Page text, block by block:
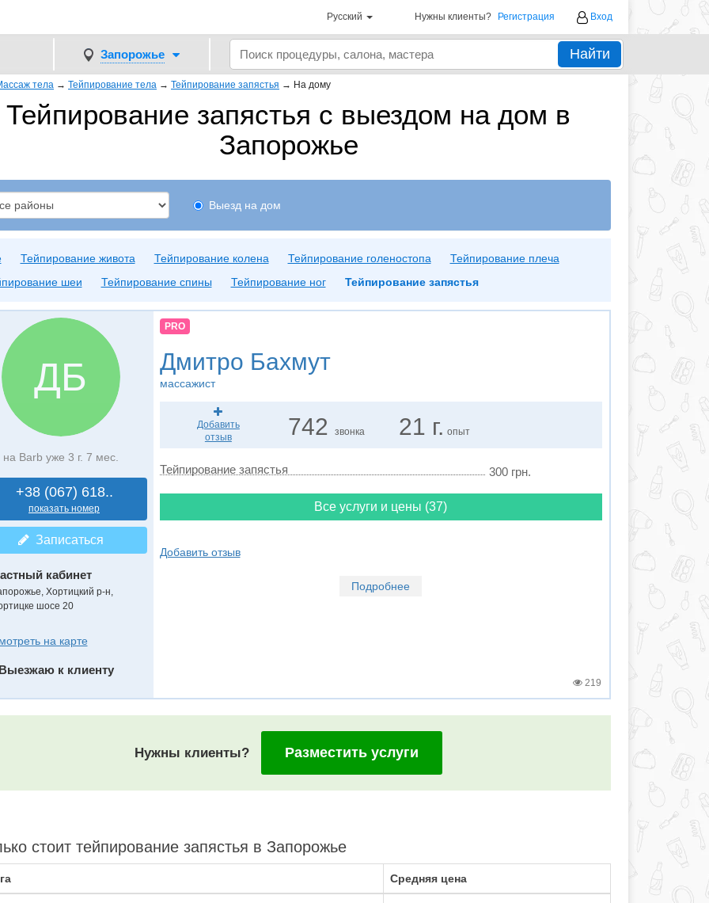
Русский Нужны клиенты? Регистрация Вход
Запорожье Найти
тела → Тейпирование тела → Тейпирование запястья → На дому
Тейпирование запястья с выездом на дом в
Запорожье
Выезд на дом
Тейпирование живота Тейпирование колена Тейпирование голеностопа
Тейпирование плеча
шеи
Тейпирование спины Тейпирование ног Тейпирование запястья
ДБ
на Barb уже 3 г. 7 мес.
+38 (067) 618..
показать номер
Записаться
кабинет
Хортицкий р-н,
шосе 20
на карте
к клиенту
PRO
Дмитро Бахмут
массажист
Добавить
отзыв
742звонка 21 г. опыт
Тейпирование запястья 300 грн.
Все услуги и цены (37)
Добавить отзыв
Подробнее
219
Нужны клиенты? Разместить услуги
стоит тейпирование запястья в Запорожье
Средняя цена